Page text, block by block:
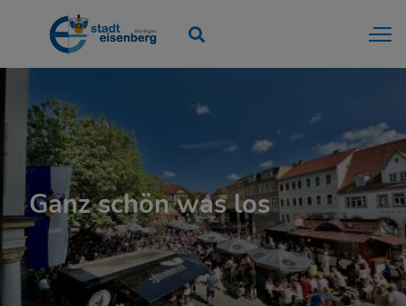
Ganz schön was los